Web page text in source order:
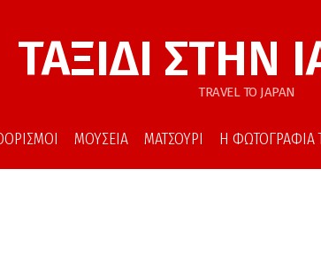
ΤΑΞΙΔΙ ΣΤΗΝ
TRAVEL TO JAPAN
ΜΟΥΣΕΙΑ ΜΑΤΣΟΥΡΙ Η ΦΩΤΟΓΡΑΦΙΑ